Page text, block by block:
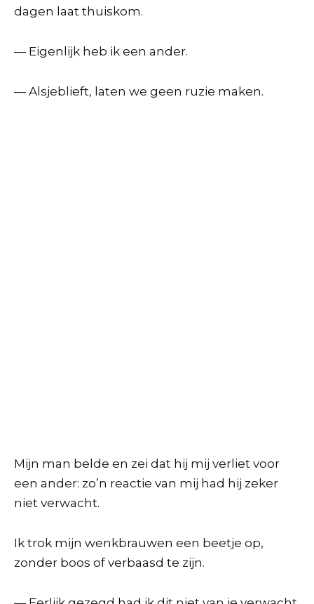
dagen laat thuiskom.
— Eigenlijk heb ik een ander.
— Alsjeblieft, laten we geen ruzie maken.
Mijn man belde en zei dat hij mij verliet voor
een ander: zo’n reactie van mij had hij zeker
niet verwacht.
Ik trok mijn wenkbrauwen een beetje op,
zonder boos of verbaasd te zijn.